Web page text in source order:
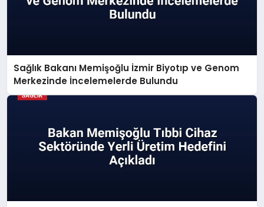
Sağlık Bakanı Memişoğlu İzmir Biyotıp ve Genom
Merkezinde İncelemelerde Bulundu